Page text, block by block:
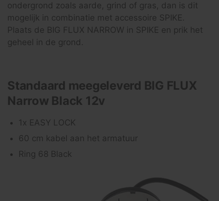
ondergrond zoals aarde, grind of gras, dan is dit
mogelijk in combinatie met accessoire SPIKE.
Plaats de BIG FLUX NARROW in SPIKE en prik het
geheel in de grond.
Standaard meegeleverd BIG FLUX
Narrow Black 12v
1x EASY LOCK
60 cm kabel aan het armatuur
Ring 68 Black